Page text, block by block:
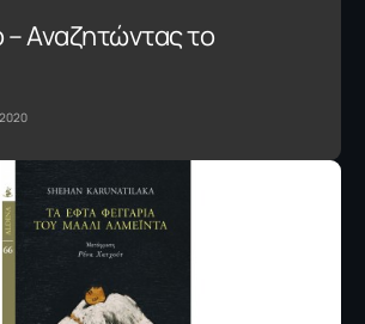
Αναζητώντας το